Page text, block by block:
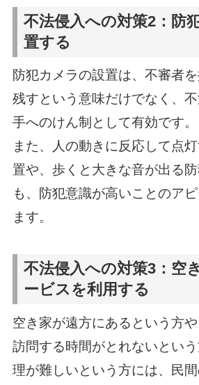
不法侵入への対策2：防
置する
防犯カメラの設置は、不審者
残すという意味だけでなく、
手へのけん制として有効です。
また、人の動きに反応して点
置や、歩くと大きな音が出る
も、防犯意識が高いことのア
ます。
不法侵入への対策3：空
ービスを利用する
空き家が遠方にあるという方
訪問する時間がとれないとい
理が難しいという方には、民